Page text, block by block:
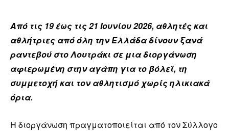
Από τις 19 έως τις 21 Ιουνίου 2026, αθλητές και
αθλήτριες από όλη την Ελλάδα δίνουν ξανά
ραντεβού στο Λουτράκι σε μια διοργάνωση
αφιερωμένη στην αγάπη για το βόλεϊ, τη
συμμετοχή και τον αθλητισμό χωρίς ηλικιακά
όρια.
Η διοργάνωση πραγματοποιείται από τον Σύλλογο